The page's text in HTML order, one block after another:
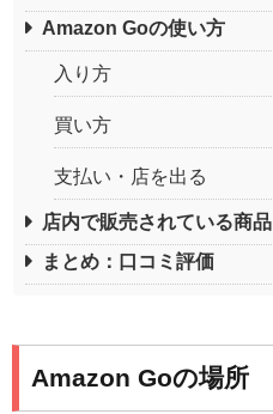
Amazon Goの使い方
入り方
買い方
支払い・店を出る
店内で販売されている商品
まとめ：口コミ評価
Amazon Goの場所